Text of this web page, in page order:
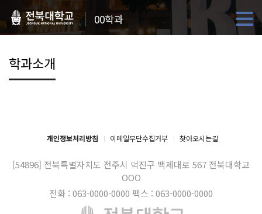
00학과
학과소개
개인정보처리방침 이메일무단수집거부 찾아오시는길
[54896] 전북특별자치도 전주시 덕진구 백제대로 567 전북대학교
OOO
전화 : 063-0000-0000 팩스 : 063-0000-0000